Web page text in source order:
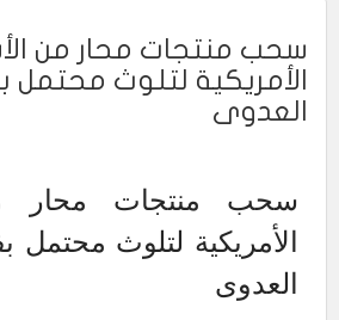
سحب منتجات محار من
الأمريكية لتلوث
العدوى
سحب منتجات محار
الأمريكية لتلوث
العدوى